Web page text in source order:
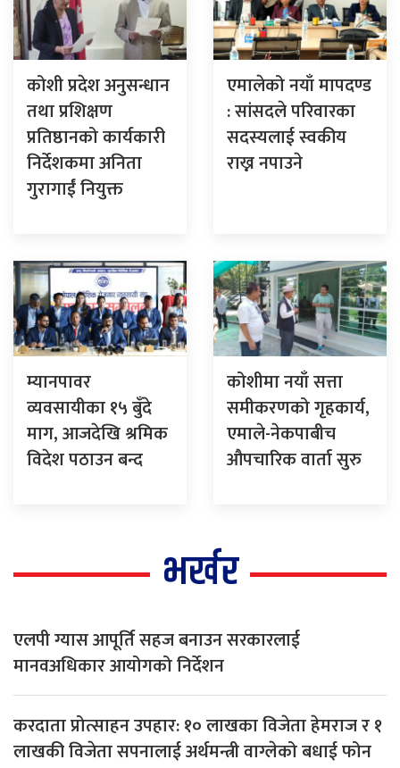
कोशी प्रदेश अनुसन्धान
तथा प्रशिक्षण
प्रतिष्ठानको कार्यकारी
निर्देशकमा अनिता
गुरागाईं नियुक्त
एमालेको नयाँ मापदण्ड
: सांसदले परिवारका
सदस्यलाई स्वकीय
राख्न नपाउने
म्यानपावर
व्यवसायीका १५ बुँदे
माग, आजदेखि श्रमिक
विदेश पठाउन बन्द
कोशीमा नयाँ सत्ता
समीकरणको गृहकार्य,
एमाले-नेकपाबीच
औपचारिक वार्ता सुरु
भर्खर
एलपी ग्यास आपूर्ति सहज बनाउन सरकारलाई
मानवअधिकार आयोगको निर्देशन
करदाता प्रोत्साहन उपहार: १० लाखका विजेता हेमराज र १
लाखकी विजेता सपनालाई अर्थमन्त्री वाग्लेको बधाई फोन